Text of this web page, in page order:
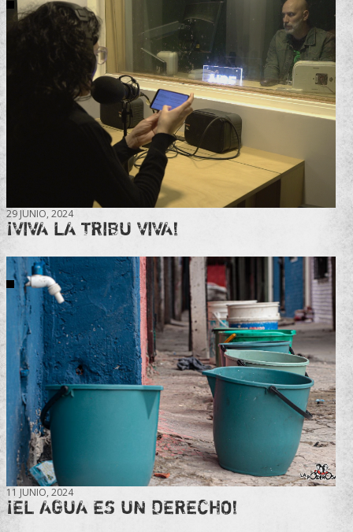
29 JUNIO, 2024
¡VIVA LA TRIBU VIVA!
11 JUNIO, 2024
¡EL AGUA ES UN DERECHO!